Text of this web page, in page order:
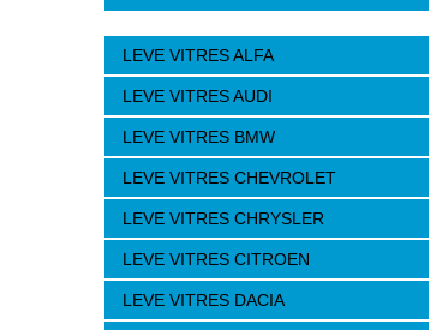
LEVE VITRES ALFA
LEVE VITRES AUDI
LEVE VITRES BMW
LEVE VITRES CHEVROLET
LEVE VITRES CHRYSLER
LEVE VITRES CITROEN
LEVE VITRES DACIA